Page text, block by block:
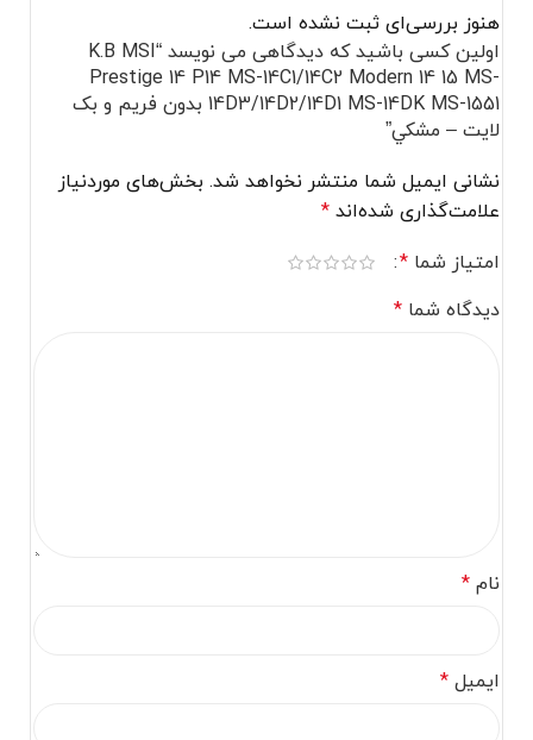
هنوز بررسی‌ای ثبت نشده است.
اولین کسی باشید که دیدگاهی می نویسد “K.B MSI
Prestige 14 P14 MS-14C1/14C2 Modern 14 15 MS-
14D3/14D2/14D1 MS-14DK MS-1551 بدون فريم و بک
لايت – مشکي”
نشانی ایمیل شما منتشر نخواهد شد. بخش‌های موردنیاز
علامت‌گذاری شده‌اند *
امتیاز شما *
دیدگاه شما *
نام *
ایمیل *